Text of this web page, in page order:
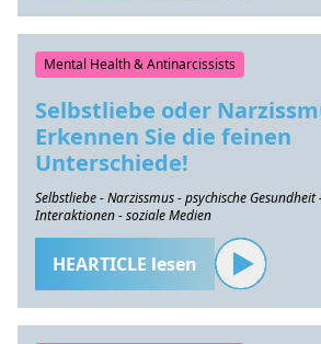
Mental Health & Antinarcissists
Selbstliebe oder
Erkennen Sie die feinen
Unterschiede!
Selbstliebe - Narzissmus - psychische Gesundheit
Interaktionen - soziale Medien
HEARTICLE lesen